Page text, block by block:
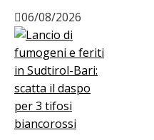
06/08/2026